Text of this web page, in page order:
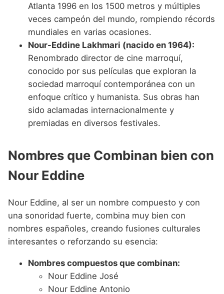
Atlanta 1996 en los 1500 metros y múltiples
veces campeón del mundo, rompiendo récords
mundiales en varias ocasiones.
Nour-Eddine Lakhmari (nacido en 1964):
Renombrado director de cine marroquí,
conocido por sus películas que exploran la
sociedad marroquí contemporánea con un
enfoque crítico y humanista. Sus obras han
sido aclamadas internacionalmente y
premiadas en diversos festivales.
Nombres que Combinan bien con
Nour Eddine
Nour Eddine, al ser un nombre compuesto y con
una sonoridad fuerte, combina muy bien con
nombres españoles, creando fusiones culturales
interesantes o reforzando su esencia:
Nombres compuestos que combinan:
Nour Eddine José
Nour Eddine Antonio